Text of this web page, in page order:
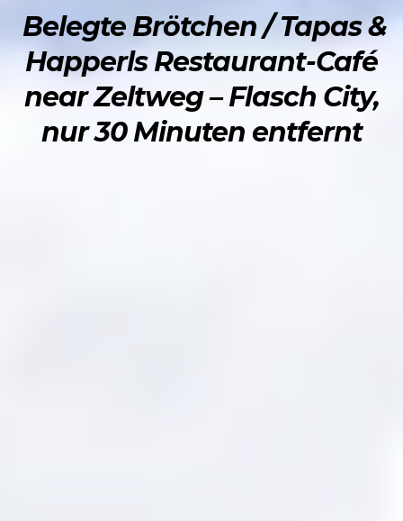
Belegte Brötchen / Tapas &
Happerls Restaurant-Café
near Zeltweg – Flasch City,
nur 30 Minuten entfernt